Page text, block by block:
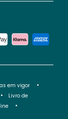
em vigor
Livro de